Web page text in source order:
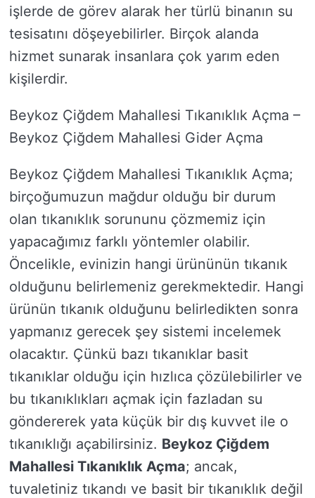
işlerde de görev alarak her türlü binanın su
tesisatını döşeyebilirler. Birçok alanda
hizmet sunarak insanlara çok yarım eden
kişilerdir.
Beykoz Çiğdem Mahallesi Tıkanıklık Açma –
Beykoz Çiğdem Mahallesi Gider Açma
Beykoz Çiğdem Mahallesi Tıkanıklık Açma;
birçoğumuzun mağdur olduğu bir durum
olan tıkanıklık sorununu çözmemiz için
yapacağımız farklı yöntemler olabilir.
Öncelikle, evinizin hangi ürününün tıkanık
olduğunu belirlemeniz gerekmektedir. Hangi
ürünün tıkanık olduğunu belirledikten sonra
yapmanız gerecek şey sistemi incelemek
olacaktır. Çünkü bazı tıkanıklar basit
tıkanıklar olduğu için hızlıca çözülebilirler ve
bu tıkanıklıkları açmak için fazladan su
göndererek yata küçük bir dış kuvvet ile o
tıkanıklığı açabilirsiniz. Beykoz Çiğdem
Mahallesi Tıkanıklık Açma; ancak,
tuvaletiniz tıkandı ve basit bir tıkanıklık değil